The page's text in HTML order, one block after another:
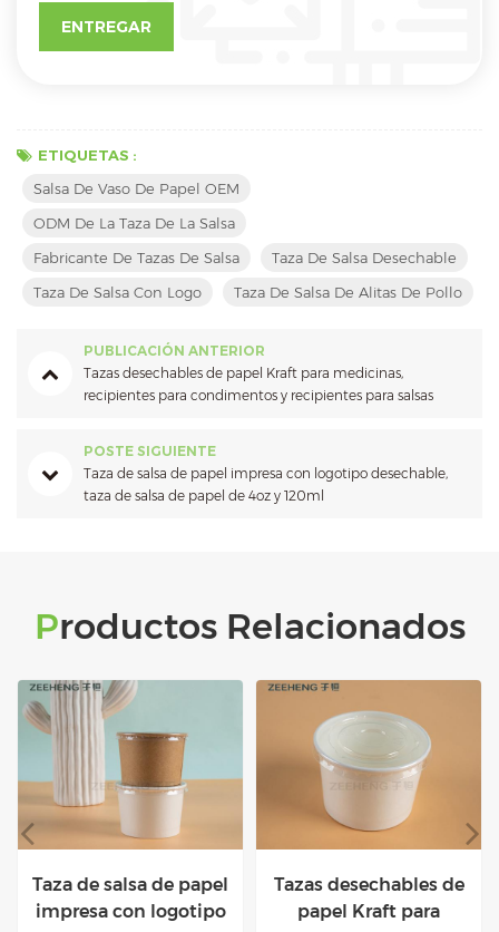
ETIQUETAS :
Salsa De Vaso De Papel OEM
ODM De La Taza De La Salsa
Fabricante De Tazas De Salsa
Taza De Salsa Desechable
Taza De Salsa Con Logo
Taza De Salsa De Alitas De Pollo
PUBLICACIÓN ANTERIOR
Tazas desechables de papel Kraft para medicinas,
recipientes para condimentos y recipientes para salsas
POSTE SIGUIENTE
Taza de salsa de papel impresa con logotipo desechable,
taza de salsa de papel de 4oz y 120ml
Productos Relacionados
Tazas desechables de
papel Kraft para
Bodegradable
impermeable papel